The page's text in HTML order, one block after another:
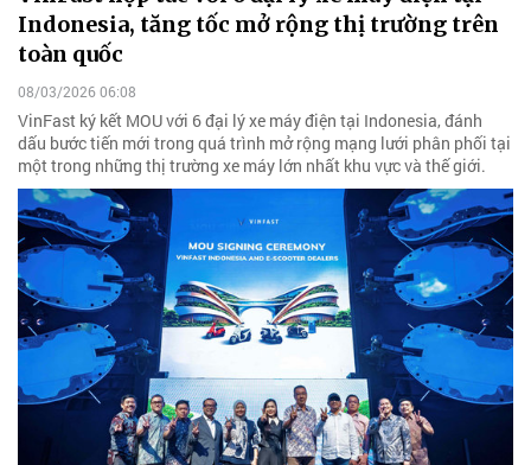
Indonesia, tăng tốc mở rộng thị trường trên
toàn quốc
08/03/2026 06:08
VinFast ký kết MOU với 6 đại lý xe máy điện tại Indonesia, đánh
dấu bước tiến mới trong quá trình mở rộng mạng lưới phân phối tại
một trong những thị trường xe máy lớn nhất khu vực và thế giới.